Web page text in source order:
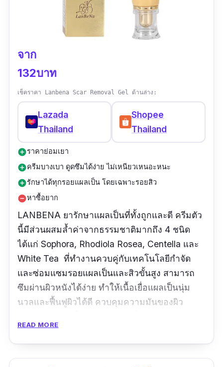
จาก
132บาท
เช็คราคา Lanbena Scar Removal Gel ด้านล่าง:
Lazada
Thailand
Shopee
Thailand
add_circleราคาย่อมเยา
add_circleครีมบางเบา ดูดซึมได้ง่าย ไม่เหนียวเหนอะหนะ
add_circleรักษาได้ทุกรอยแผลเป็น โดยเฉพาะรอยสิว
remove_circleหาซื้อยาก
LANBENA ยารักษาแผลเป็นที่ทั้งถูกและดี ครีมตัว
นี้มีส่วนผสมล้ำค่าจากธรรมชาติมากถึง 4 ชนิด
ได้แก่ Sophora, Rhodiola Rosea, Centella และ
White Tea ที่ทำงานควบคู่กับเทคโนโลยีกำจัด
และซ่อมแซมรอยแผลเป็นและสิวขั้นสูง สามารถ
ซึมผ่านผิวหนังได้ง่าย ทำให้เนื้อเยื่อแผลเป็นนุ่ม
นวลและฟื้นฟูผิวได้ดี ควบคุมความมันของผิว
ยาทาแก้แผลเป็นตัวนี้มีฤทธิ์ต้านการอักเสบ และ
สามารถกำจัดเชื้อแบคทีเรียสาเหตุของสิว ทำให้ผิว
เนียนเรียบนุ่ม ที่สำคัญ สามารถใช้กับแผลเป็นได้
READ MORE